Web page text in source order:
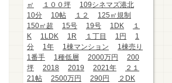
㎡
１００坪
109シネマズ港北
10分
10帖 １２
125㎡規制
150㎡超
15号 19号 1DK
１
K
1LDK 1R １丁目 1円
1
分
1年 1棟マンション
1棟売り
1番手
1種低層 2000万円
200
坪
2018 2019 2021年
２１
21帖
2500万円 290円
２DK